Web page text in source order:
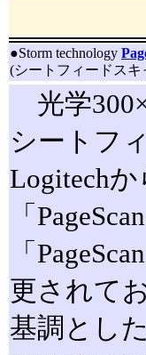
●Storm technology
(シートフィードスキ
光学
シートフ
Logitech
「
「
更されて
基調とし